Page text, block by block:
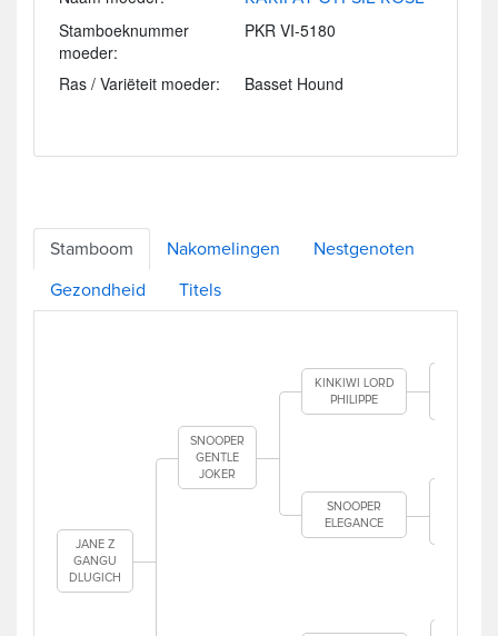
Stamboeknummer
moeder:
PKR VI-5180
Ras / Variëteit moeder: Basset Hound
Stamboom Nakomelingen Nestgenoten
Gezondheid Titels
JANE Z
GANGU
DLUGICH
SNOOPER
GENTLE
JOKER
KINKIWI LORD
PHILIPPE
SNOOPER
ELEGANCE